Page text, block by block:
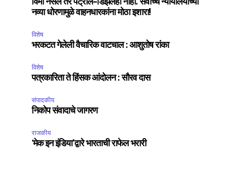
विमा नसेल तर पेट्रोल-डिझेलही नाही. सर्वोच्च न्यायालयाच्या
नव्या धोरणामुळे वाहनधारकांना मोठा इशारा!
विशेष
भरकटत गेलेली वैचारिक वाटचाल : आशुतोष रांका
विशेष
पत्रकारिता ते हिंसक आंदोलन : सौरव दास
संपादकीय
निकोप संवादाचे जागरण
राजकीय
‘मेक इन इंडिया’द्वारे भारताची राफेल भरारी